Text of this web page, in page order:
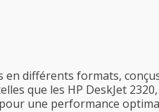
en différents formats,
que les HP DeskJet 2320,
une performance